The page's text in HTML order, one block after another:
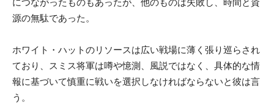
源の無駄であった。
ホワイト・ハットのリソースは広い戦場に薄く張り巡らされ
ており、スミス将軍は噂や憶測、風説ではなく、具体的な情
報に基づいて慎重に戦いを選択しなければならないと彼は言
う。